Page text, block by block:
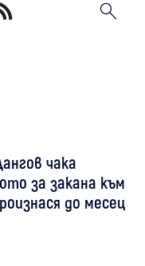
чака
за закана към
до месец